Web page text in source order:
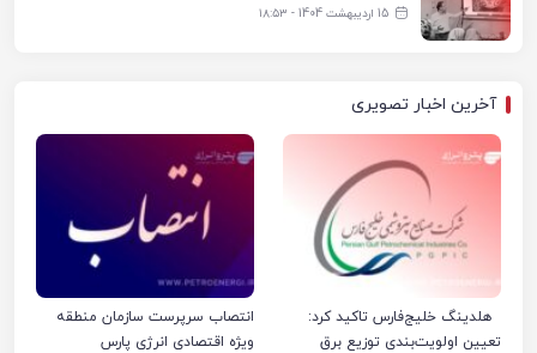
15 اردیبهشت 1404 - ۱۸:۵۳
آخرین اخبار تصویری
هلدینگ خلیج‌فارس تاکید کرد:
تعیین اولویت‌بندی توزیع برق
انتصاب سرپرست سازمان منطقه
ویژه اقتصادی انرژی پارس